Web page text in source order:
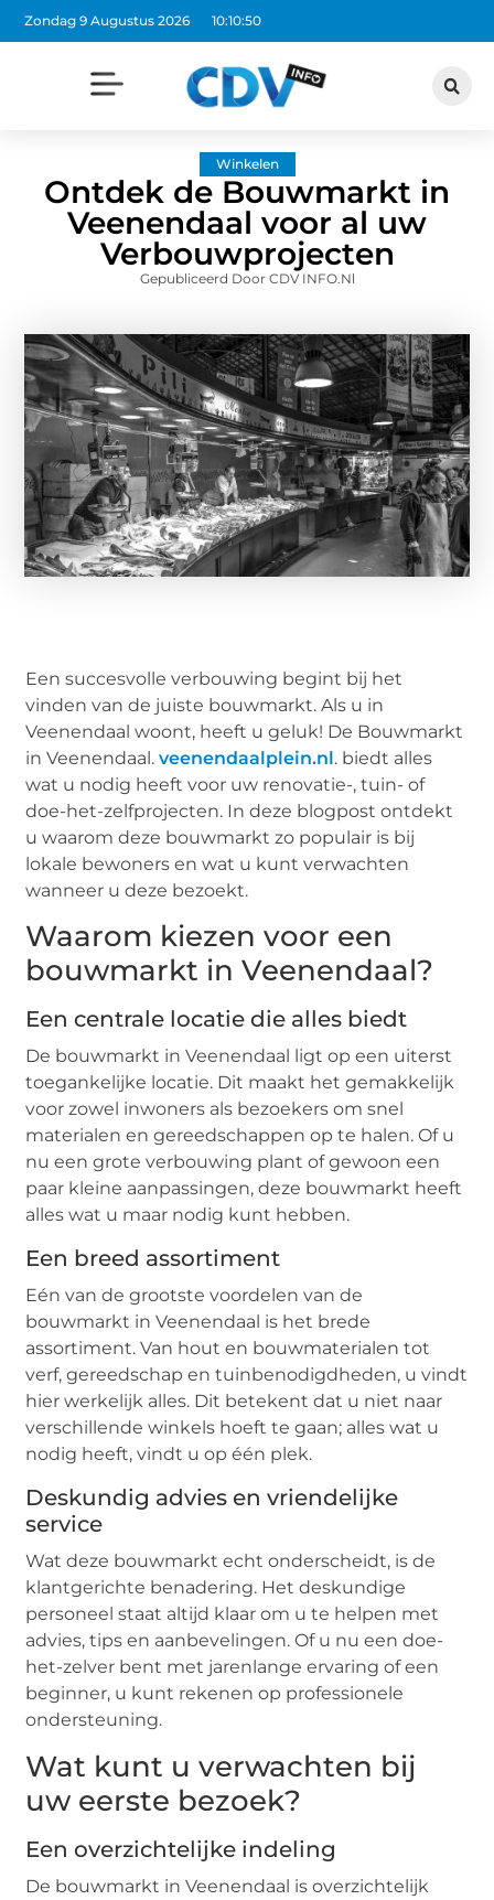
Zondag 9 Augustus 2026 10:10:51
Winkelen
Ontdek de Bouwmarkt in
Veenendaal voor al uw
Verbouwprojecten
Gepubliceerd Door CDV INFO.nl
Een succesvolle verbouwing begint bij het
vinden van de juiste bouwmarkt. Als u in
Veenendaal woont, heeft u geluk! De Bouwmarkt
in Veenendaal.veenendaalplein.nl. biedt alles
wat u nodig heeft voor uw renovatie-, tuin- of
doe-het-zelfprojecten. In deze blogpost ontdekt
u waarom deze bouwmarkt zo populair is bij
lokale bewoners en wat u kunt verwachten
wanneer u deze bezoekt.
Waarom kiezen voor een
bouwmarkt in Veenendaal?
Een centrale locatie die alles biedt
De bouwmarkt in Veenendaal ligt op een uiterst
toegankelijke locatie. Dit maakt het gemakkelijk
voor zowel inwoners als bezoekers om snel
materialen en gereedschappen op te halen. Of u
nu een grote verbouwing plant of gewoon een
paar kleine aanpassingen, deze bouwmarkt heeft
alles wat u maar nodig kunt hebben.
Een breed assortiment
Eén van de grootste voordelen van de
bouwmarkt in Veenendaal is het brede
assortiment. Van hout en bouwmaterialen tot
verf, gereedschap en tuinbenodigdheden, u vindt
hier werkelijk alles. Dit betekent dat u niet naar
verschillende winkels hoeft te gaan; alles wat u
nodig heeft, vindt u op één plek.
Deskundig advies en vriendelijke
service
Wat deze bouwmarkt echt onderscheidt, is de
klantgerichte benadering. Het deskundige
personeel staat altijd klaar om u te helpen met
advies, tips en aanbevelingen. Of u nu een doe-
het-zelver bent met jarenlange ervaring of een
beginner, u kunt rekenen op professionele
ondersteuning.
Wat kunt u verwachten bij
uw eerste bezoek?
Een overzichtelijke indeling
De bouwmarkt in Veenendaal is overzichtelijk